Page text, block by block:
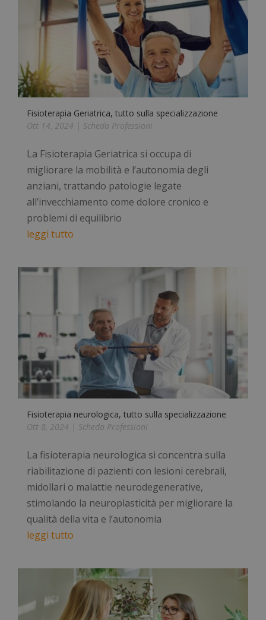
Fisioterapia Geriatrica, tutto sulla specializzazione
Ott 14, 2024
Scheda Professioni
La Fisioterapia Geriatrica si occupa di
migliorare la mobilità e l’autonomia degli
anziani, trattando patologie legate
all’invecchiamento come dolore cronico e
problemi di equilibrio
leggi tutto
Fisioterapia neurologica, tutto sulla specializzazione
Ott 8, 2024
Scheda Professioni
La fisioterapia neurologica si concentra sulla
riabilitazione di pazienti con lesioni cerebrali,
midollari o malattie neurodegenerative,
stimolando la neuroplasticità per migliorare la
qualità della vita e l’autonomia
leggi tutto